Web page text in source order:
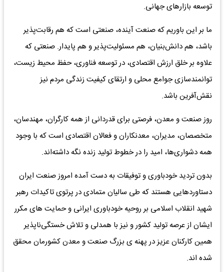
توسعه بازارهای جهانی.
ما بر این باوریم که صنعت آینده، صنعتی است که هم رقابت‌پذیر
باشد، هم دانش‌بنیان، هم مسئولیت‌پذیر و هم پایدار. صنعتی که
علاوه بر خلق ارزش اقتصادی، در توسعه فناوری، حفظ محیط زیست،
توانمندسازی جوامع محلی و ارتقای کیفیت زندگی مردم نیز
نقش‌آفرین باشد.
روز صنعت و معدن، فرصتی برای قدردانی از همه کارگران، مهندسان،
متخصصان، مدیران، معدنکاران و فعالان اقتصادی است که با وجود
همه دشواری‌ها، امید را در خطوط تولید زنده نگه داشته‌اند.
بدون تردید خودباوری و توفیقات به دست آمده امروز صنعت ایران
دستاوردهایی هستند که طی سالیان متمادی در پرتوی تاکیدات رهبر
شهید انقلاب اسلامی بر روحیه خودباوری ایرانی و حمایت های مکرر
ایشان از عرصه تولید کشور و نیز با همدلی و تلاش خستگی‌ناپذیر
همین کارکنان عزیز در پهنه ی بزرگ صنعت و معدن کشورمان محقق
شده اند.